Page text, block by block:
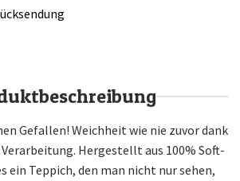
Gefallen! Weichheit wie nie zuvor dank
Hergestellt aus 100% Soft-
ein Teppich, den man nicht nur sehen,